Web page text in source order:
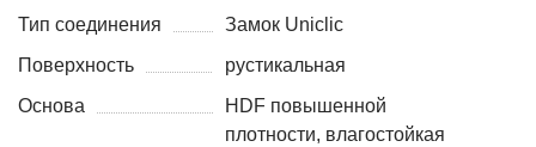
Тип соединения
Замок Uniclic
Поверхность
рустикальная
Основа
HDF повышенной
плотности, влагостойкая